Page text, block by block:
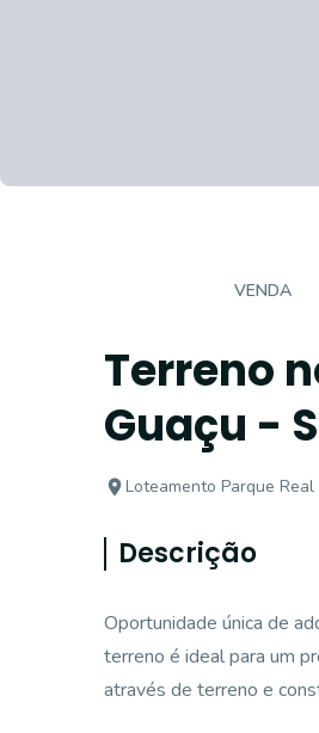
VENDA
Terreno
Guaçu -
Loteamento Parque
Descrição
Oportunidade única de
terreno é ideal para um
através de terreno e